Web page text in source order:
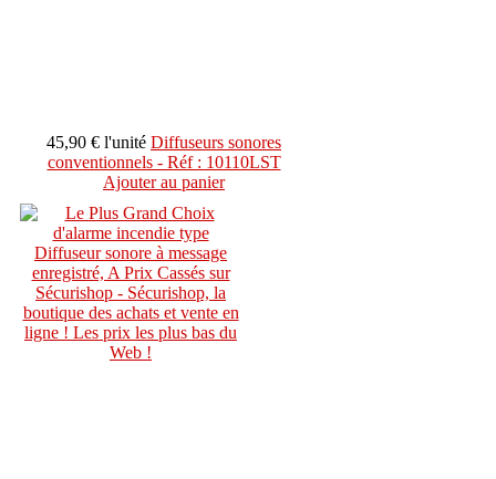
45,90 € l'unité Diffuseurs sonores
conventionnels - Réf : 10110LST
Ajouter au panier